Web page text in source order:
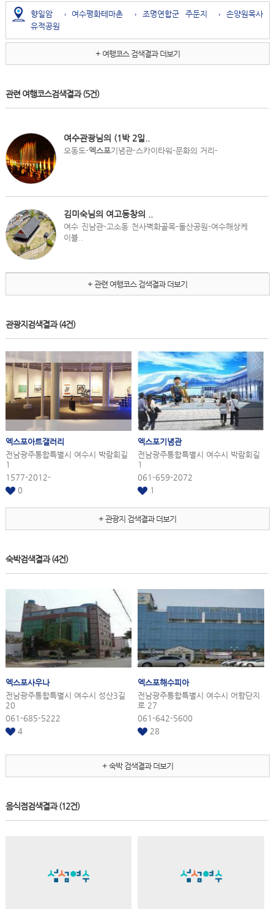
향일암 → 여수평화테마촌 → 조명연합군 주둔지 → 손양원목사
유적공원
+ 여행코스 검색결과 더보기
관련 여행코스검색결과(5건)
여수관광님의 (1박 2일..
오동도-엑스포기념관-스카이타워-문화의 거리-
김미숙님의 여고동창의 ..
여수 진남관-고소동 천사벽화골목-돌산공원-여수해상케
이블..
+ 관련 여행코스 검색결과 더보기
관광지검색결과(4건)
엑스포아트갤러리
전남광주통합특별시 여수시 박람회길
1
1577-2012-
0
엑스포기념관
전남광주통합특별시 여수시 박람회길
1
061-659-2072
1
+ 관광지 검색결과 더보기
숙박검색결과(4건)
엑스포사우나
전남광주통합특별시 여수시 성산3길
20
061-685-5222
4
엑스포해수피아
전남광주통합특별시 여수시 어항단지
로 27
061-642-5600
28
+ 숙박 검색결과 더보기
음식점검색결과(12건)